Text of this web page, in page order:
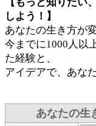
しよう！】
あなたの生き方が
今までに1000人以
た経験と、
アイデアで、あな
あなたの生